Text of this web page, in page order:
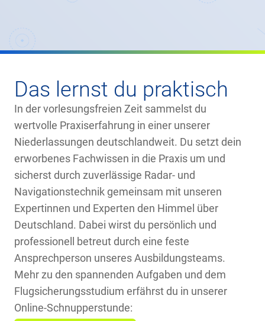
Das lernst du praktisch
In der vorlesungsfreien Zeit sammelst du
wertvolle Praxiserfahrung in einer unserer
Niederlassungen deutschlandweit. Du setzt dein
erworbenes Fachwissen in die Praxis um und
sicherst durch zuverlässige Radar- und
Navigationstechnik gemeinsam mit unseren
Expertinnen und Experten den Himmel über
Deutschland. Dabei wirst du persönlich und
professionell betreut durch eine feste
Ansprechperson unseres Ausbildungsteams.
Mehr zu den spannenden Aufgaben und dem
Flugsicherungsstudium erfährst du in unserer
Online-Schnupperstunde: